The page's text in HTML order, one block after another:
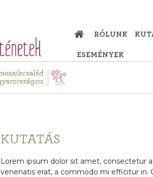
RÓLUNK
ESEMÉNYEK
KUTATÁS
Lorem ipsum dolor sit amet, consectetur
venenatis erat, a commodo mi efficitur in.